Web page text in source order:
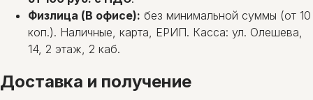
Физлица (В офисе): без минимальной суммы (от 10
коп.). Наличные, карта, ЕРИП. Касса: ул. Олешева,
14, 2 этаж, 2 каб.
Доставка и получение